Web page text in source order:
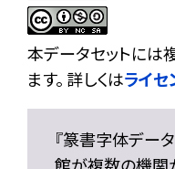
本データセットには
ます。 詳しくはライセ
『篆書字体デー